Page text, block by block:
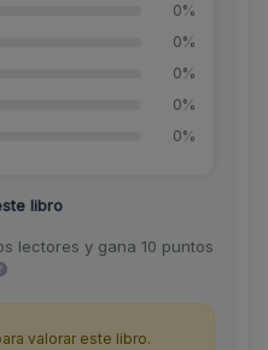
0%
0%
0%
0%
0%
libro
lectores y gana 10 puntos
valorar este libro.